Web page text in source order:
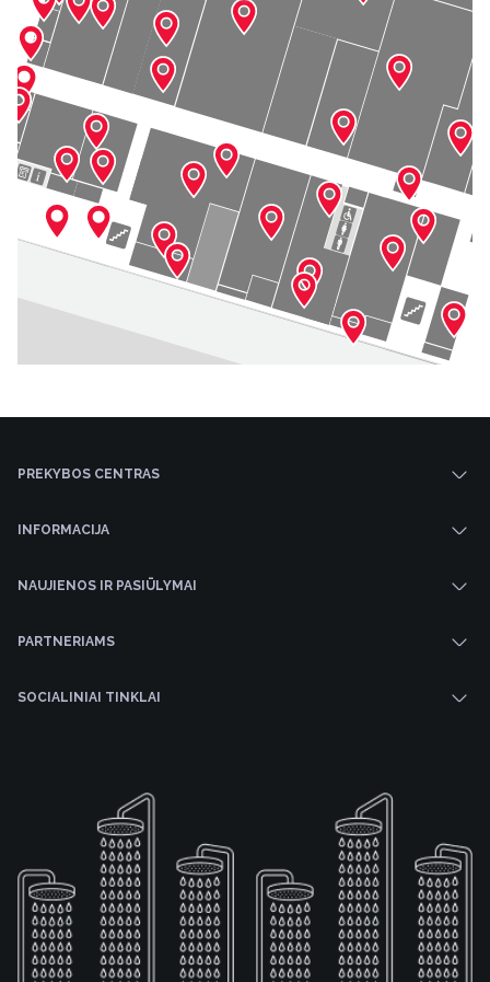
PREKYBOS CENTRAS
INFORMACIJA
NAUJIENOS IR PASIŪLYMAI
PARTNERIAMS
SOCIALINIAI TINKLAI